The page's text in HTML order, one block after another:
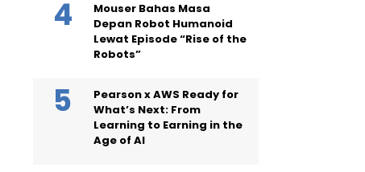
Mouser Bahas Masa
Depan Robot Humanoid
Lewat Episode “Rise of the
Robots”
Pearson x AWS Ready for
What’s Next: From
Learning to Earning in the
Age of AI